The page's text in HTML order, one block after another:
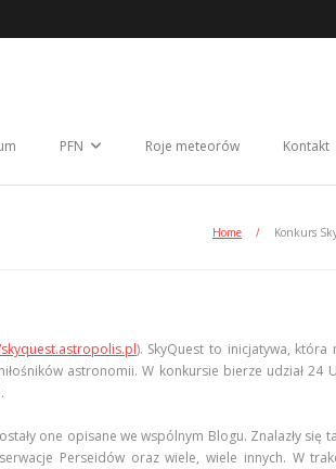
PFN Roje meteorów Kontakt
Home / Konkurs
). SkyQuest to inicjatywa, która
astronomii. W konkursie bierze udział 24
one opisane we wspólnym Blogu. Znalazły się
Perseidów oraz wiele, wiele innych. W